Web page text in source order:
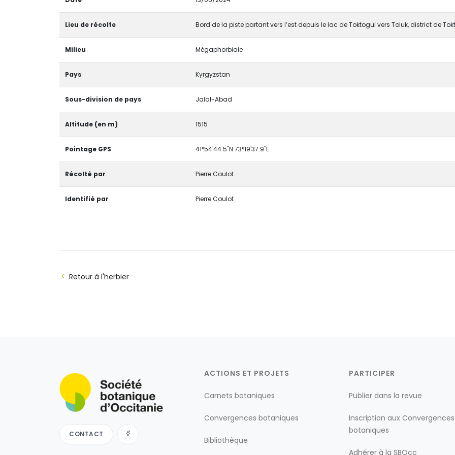
Lieu de récolte Bord de la piste partant vers l’est depuis le lac de Toktogul vers Toluk, district de
Milieu Mégaphorbiaie
Pays Kyrgyzstan
Sous-division de pays Jalal-Abad
Altitude (en m) 1515
Pointage GPS 41°54'44.5"N 73°19'37.9"E
Récolté par Pierre Coulot
Identifié par Pierre Coulot
Retour à l'herbier
CONTACT
ACTIONS ET PROJETS
Carnets botaniques
Convergences botaniques
Bibliothèque
PARTICIPER
Publier dans la revue
Inscription aux Convergences
botaniques
Adhérer à la SBOcc